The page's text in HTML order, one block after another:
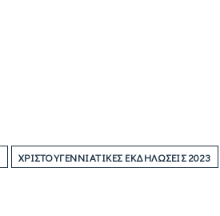
ΧΡΙΣΤΟΥΓΕΝΝΙΆΤΙΚΕΣ ΕΚΔΗΛΏΣΕΙΣ 2023